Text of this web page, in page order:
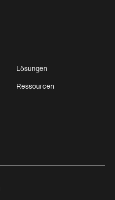
Lösungen
Ressourcen